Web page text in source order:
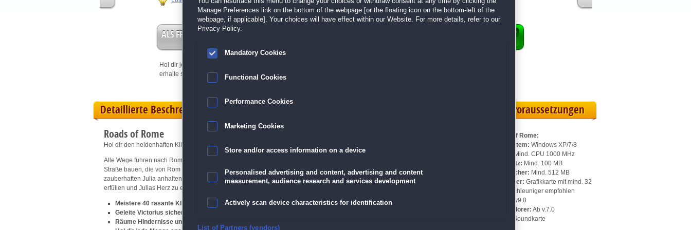
ALS FREISPIEL EINLÖSEN
Hol dir jetzt deine
erhalte sofort bis zu 15 Freispiele!
Detaillierte Beschreibung
Roads of Rome
Hol dir den heldenhaften Klick-Management-Hit!
Alle Wege führen nach Rom? Nun, dieser führt zunächst in die andere Richtung, denn der tapfere General Victorius muss eine
Straße bauen, die von Rom ins gefährliche Barbarengebiet führen soll. Nur wenn es ihm gelingt, darf er um die Hand der
zauberhaften Julia anhalten. Kannst du Victorius in diesem Klick-Management-Abenteuer helfen, seine schwierige Aufgabe zu
erfüllen und Julias Herz zu erobern?
Meistere 40 rasante Klick-Management-Level
Geleite Victorius sicher durchs Land der Barbaren und bringe ihn nach Hause
Räume Hindernisse und gefährliche Tiere aus dem Weg
Systemvoraussetzungen
Für Roads of Rome:
Betriebssystem: Windows XP/7/8
Mind. CPU 1000 MHz
Speicherplatz: Mind. 100 MB
Arbeitsspeicher: Mind. 512 MB
Videospeicher: Grafikkarte mit mind. 32
MB, 3D-Beschleuniger empfohlen
Ab v9.0
Internet Explorer: Ab v.7.0
Soundkarte
Manage Preferences link on the bottom of the webpage [or the floating icon on the bottom-left of the
webpage, if applicable]. Your choices will have effect within our Website. For more details, refer to our
Privacy Policy.
Mandatory Cookies
Functional Cookies
Performance Cookies
Marketing Cookies
Store and/or access information on a device
Personalised advertising and content, advertising and content
measurement, audience research and services development
Actively scan device characteristics for identification
Ensure security, prevent and detect fraud, and fix errors
List of Partners (vendors)